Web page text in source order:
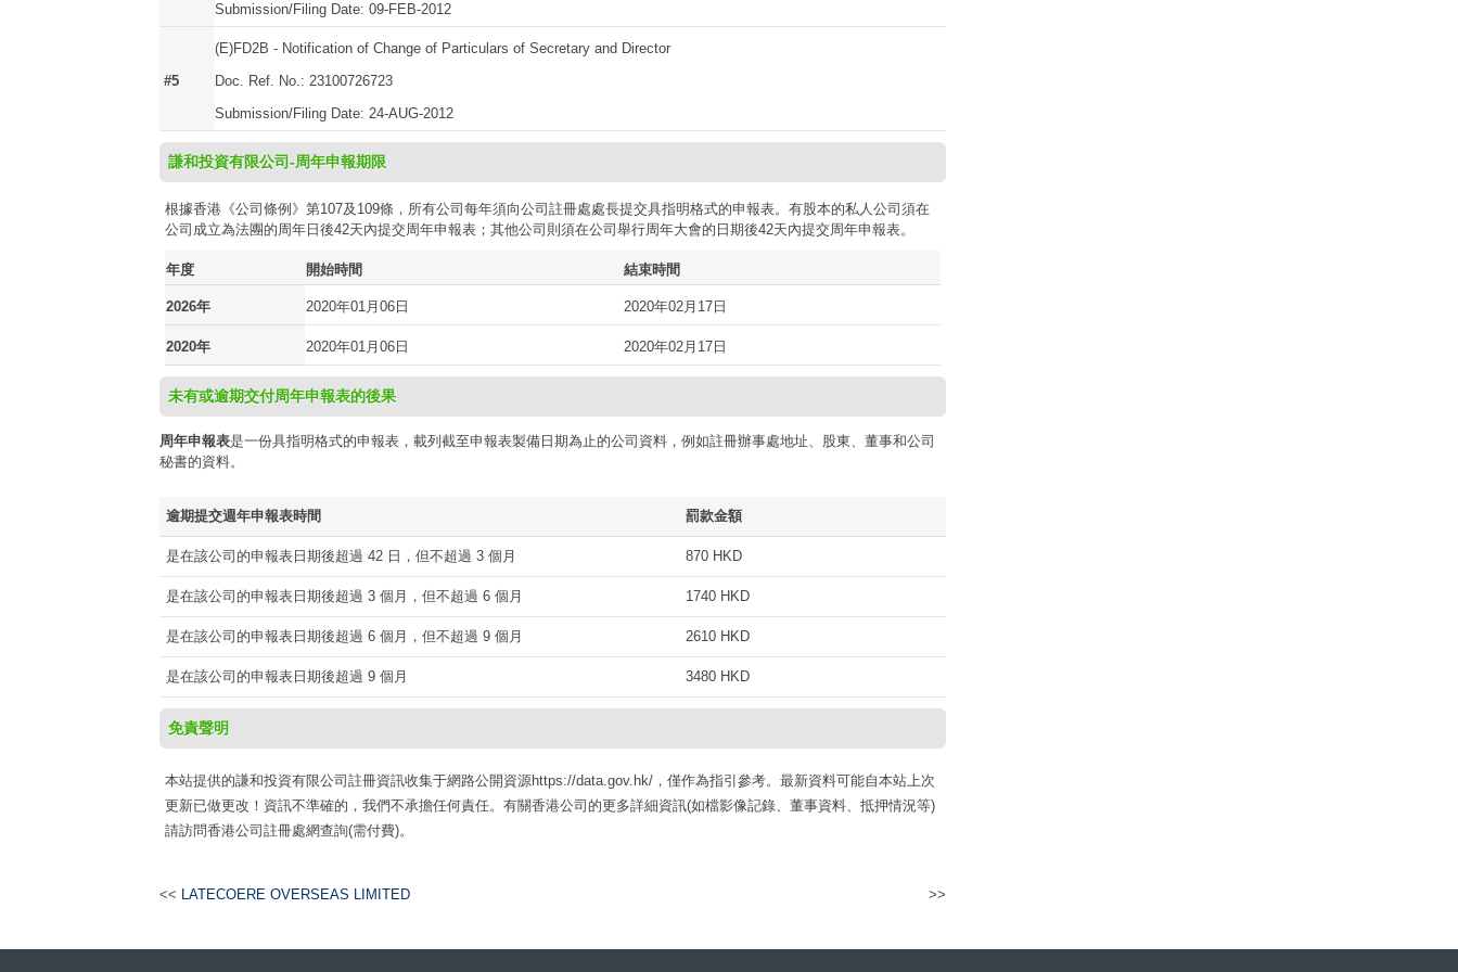
Submission/Filing Date: 09-FEB-2012
#5
(E)FD2B - Notification of Change of Particulars of Secretary and Director
Doc. Ref. No.: 23100726723
Submission/Filing Date: 24-AUG-2012
謙和投資有限公司-周年申報期限
根據香港《公司條例》第107及109條，所有公司每年須向公司註冊處處長提交具指明格式的申報表。有股本的私人公司須在
公司成立為法團的周年日後42天內提交周年申報表；其他公司則須在公司舉行周年大會的日期後42天內提交周年申報表。
年度 開始時間 結束時間
2026年 2020年01月06日 2020年02月17日
2020年 2020年01月06日 2020年02月17日
未有或逾期交付周年申報表的後果
周年申報表是一份具指明格式的申報表，載列截至申報表製備日期為止的公司資料，例如註冊辦事處地址、股東、董事和公司
秘書的資料。
逾期提交週年申報表時間 罰款金額
是在該公司的申報表日期後超過 42 日，但不超過 3 個月 870 HKD
是在該公司的申報表日期後超過 3 個月，但不超過 6 個月 1740 HKD
是在該公司的申報表日期後超過 6 個月，但不超過 9 個月 2610 HKD
是在該公司的申報表日期後超過 9 個月 3480 HKD
免責聲明
本站提供的謙和投資有限公司註冊資訊收集于網路公開資源https://data.gov.hk/，僅作為指引參考。最新資料可能自本站上次
更新已做更改！資訊不準確的，我們不承擔任何責任。有關香港公司的更多詳細資訊(如檔影像記錄、董事資料、抵押情況等)
請訪問香港公司註冊處網查詢(需付費)。
<< LATECOERE OVERSEAS LIMITED >>